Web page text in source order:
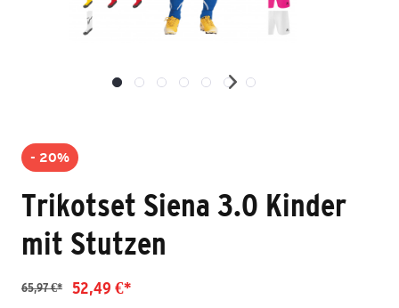
- 20%
Trikotset Siena 3.0 Kinder
mit Stutzen
65,97 €* 52,49 €*